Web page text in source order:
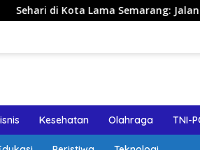
Lama Semarang: Jalan Santai, Spot
Kesehatan Olahraga TNI-